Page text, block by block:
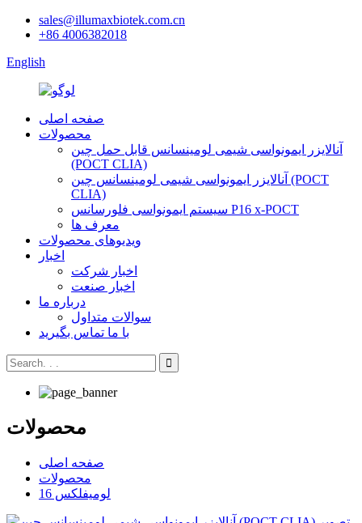
sales@illumaxbiotek.com.cn
+86 4006382018
English
صفحه اصلی
محصولات
آنالایزر ایمونواسی شیمی لومینسانس قابل حمل چین
(POCT CLIA)
آنالایزر ایمونواسی شیمی لومینسانس چین (POCT
CLIA)
سیستم ایمونواسی فلورسانس P16 x-POCT
معرف ها
ویدیوهای محصولات
اخبار
اخبار شرکت
اخبار صنعت
درباره ما
سوالات متداول
با ما تماس بگیرید
محصولات
صفحه اصلی
محصولات
لومیفلکس 16